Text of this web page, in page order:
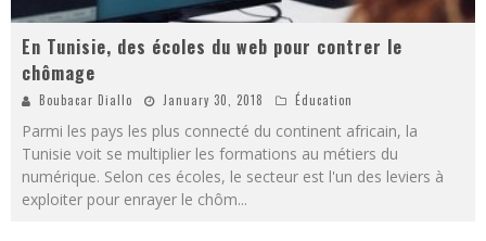
En Tunisie, des écoles du web pour contrer le
chômage
Boubacar Diallo January 30, 2018 Éducation
Parmi les pays les plus connecté du continent africain, la
Tunisie voit se multiplier les formations au métiers du
numérique. Selon ces écoles, le secteur est l'un des leviers à
exploiter pour enrayer le chôm...